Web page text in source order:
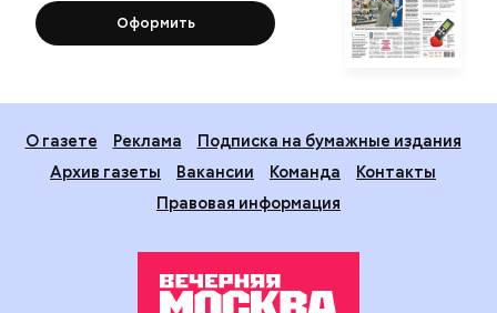
Оформить
О газете Реклама
Подписка на бумажные издания
Архив газеты
Вакансии Команда
Контакты
Правовая информация